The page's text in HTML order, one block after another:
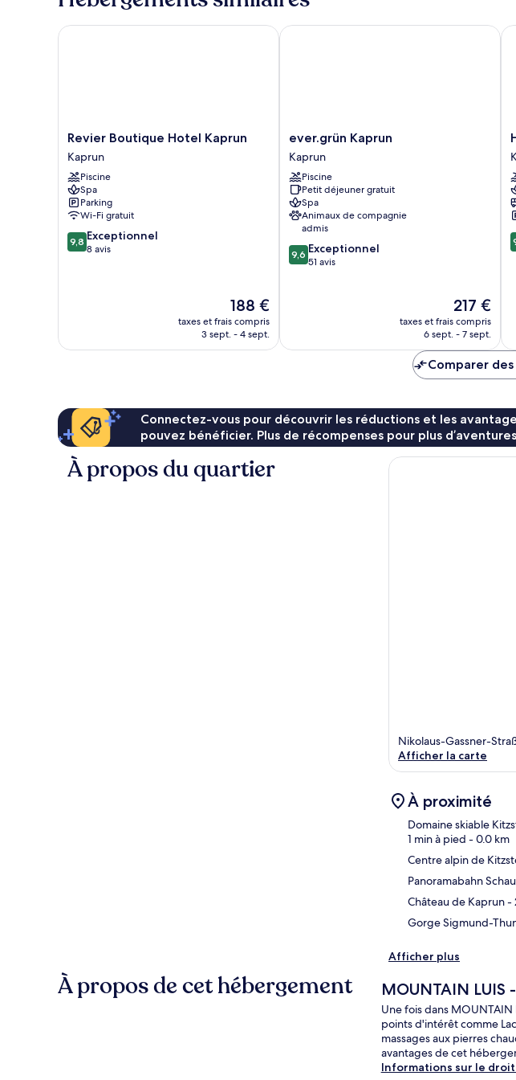
(Large)
Deluxe
Revier
Boutique
Hotel
Kaprun
Kaprun
Revier Boutique Hotel Kaprun
Kaprun
Piscine
Spa
Parking
Wi-Fi gratuit
9.8
sur
9,8 Exceptionnel
8 avis
Le
nouveau
prix
188 €
taxes et frais compris
3 sept. - 4 sept.
Revier Boutique Hotel Kaprun
ever.grün
Kaprun
Kaprun
ever.grün Kaprun
Kaprun
Piscine
Petit déjeuner gratuit
Spa
Animaux de compagnie
admis
9.6
sur
9,6 Exceptionnel
51 avis
Le
nouveau
prix
de
217 €
217 €
taxes et frais compris
6 sept. - 7 sept.
ever.grün Kaprun
Comparer
Connectez-vous pour découvrir les réductions et les
pouvez bénéficier. Plus de récompenses pour plus
À propos du quartier
Nikolaus-Gassner-
Afficher la carte
À proximité
Domaine skiable
1 min à pied - 0.0 km
Centre alpin de
Panoramabahn
Château de Kaprun-
Gorge Sigmund-
Afficher plus
À propos de cet hébergement MOUNTAIN LUIS
Une fois dans MOUNTAIN
points d'intérêt comme
massages aux pierres
avantages de cet
Informations sur le